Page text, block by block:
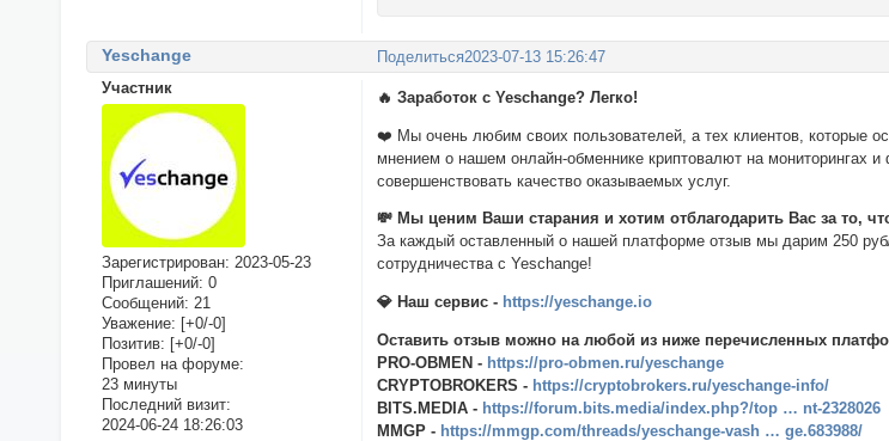
Поделиться2023-07-13 15:26:47
Yeschange
Участник
Зарегистрирован: 2023-05-23
Приглашений: 0
Сообщений: 21
Уважение: [+0/-0]
Позитив: [+0/-0]
Провел на форуме:
23 минуты
Последний визит:
2024-06-24 18:26:03
🔥 Заработок с Yeschange? Легко!
❤️ Мы очень любим своих пользователей, а тех клиентов, которые
мнением о нашем онлайн-обменнике криптовалют на мониторингах
совершенствовать качество оказываемых услуг.
💸 Мы ценим Ваши старания и хотим отблагодарить Вас за то,
За каждый оставленный о нашей платформе отзыв мы дарим 250
сотрудничества с Yeschange!
💎 Наш сервис - https://yeschange.io
Оставить отзыв можно на любой из ниже перечисленных
PRO-OBMEN - https://pro-obmen.ru/yeschange
CRYPTOBROKERS - https://cryptobrokers.ru/yeschange-info/
BITS.MEDIA - https://forum.bits.media/index.php?/top … nt-2328026
MMGP - https://mmgp.com/threads/yeschange-vash … ge.683988/